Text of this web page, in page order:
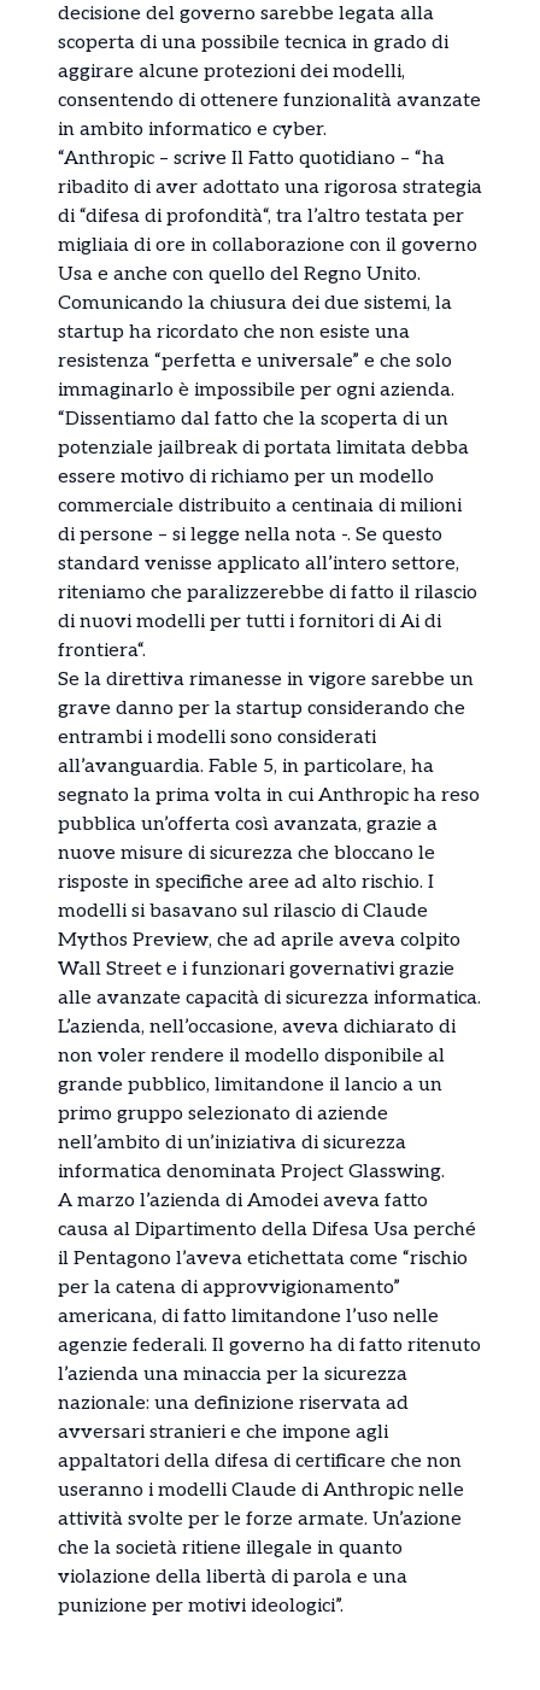
decisione del governo sarebbe legata alla
scoperta di una possibile tecnica in grado di
aggirare alcune protezioni dei modelli,
consentendo di ottenere funzionalità avanzate
in ambito informatico e cyber.
“Anthropic – scrive Il Fatto quotidiano – “ha
ribadito di aver adottato una rigorosa strategia
di “difesa di profondità“, tra l’altro testata per
migliaia di ore in collaborazione con il governo
Usa e anche con quello del Regno Unito.
Comunicando la chiusura dei due sistemi, la
startup ha ricordato che non esiste una
resistenza “perfetta e universale” e che solo
immaginarlo è impossibile per ogni azienda.
“Dissentiamo dal fatto che la scoperta di un
potenziale jailbreak di portata limitata debba
essere motivo di richiamo per un modello
commerciale distribuito a centinaia di milioni
di persone – si legge nella nota -. Se questo
standard venisse applicato all’intero settore,
riteniamo che paralizzerebbe di fatto il rilascio
di nuovi modelli per tutti i fornitori di Ai di
frontiera“.
Se la direttiva rimanesse in vigore sarebbe un
grave danno per la startup considerando che
entrambi i modelli sono considerati
all’avanguardia. Fable 5, in particolare, ha
segnato la prima volta in cui Anthropic ha reso
pubblica un’offerta così avanzata, grazie a
nuove misure di sicurezza che bloccano le
risposte in specifiche aree ad alto rischio. I
modelli si basavano sul rilascio di Claude
Mythos Preview, che ad aprile aveva colpito
Wall Street e i funzionari governativi grazie
alle avanzate capacità di sicurezza informatica.
L’azienda, nell’occasione, aveva dichiarato di
non voler rendere il modello disponibile al
grande pubblico, limitandone il lancio a un
primo gruppo selezionato di aziende
nell’ambito di un’iniziativa di sicurezza
informatica denominata Project Glasswing.
A marzo l’azienda di Amodei aveva fatto
causa al Dipartimento della Difesa Usa perché
il Pentagono l’aveva etichettata come “rischio
per la catena di approvvigionamento”
americana, di fatto limitandone l’uso nelle
agenzie federali. Il governo ha di fatto ritenuto
l’azienda una minaccia per la sicurezza
nazionale: una definizione riservata ad
avversari stranieri e che impone agli
appaltatori della difesa di certificare che non
useranno i modelli Claude di Anthropic nelle
attività svolte per le forze armate. Un’azione
che la società ritiene illegale in quanto
violazione della libertà di parola e una
punizione per motivi ideologici”.